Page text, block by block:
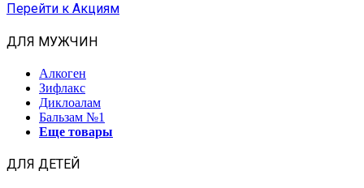
Перейти к Акциям
ДЛЯ МУЖЧИН
Алкоген
Зифлакс
Диклоалам
Бальзам №1
Еще товары
ДЛЯ ДЕТЕЙ